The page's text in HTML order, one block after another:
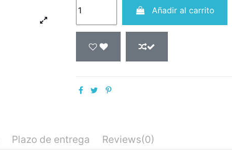
Añadir al carrito
Plazo de entrega Reviews(0)